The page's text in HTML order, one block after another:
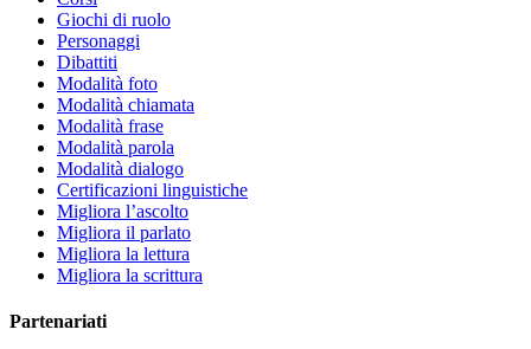
Giochi di ruolo
Personaggi
Dibattiti
Modalità foto
Modalità chiamata
Modalità frase
Modalità parola
Modalità dialogo
Certificazioni linguistiche
Migliora l’ascolto
Migliora il parlato
Migliora la lettura
Migliora la scrittura
Partenariati